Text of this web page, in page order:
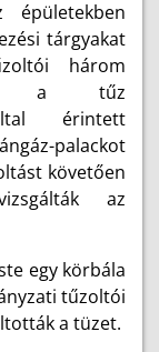
tárgyakat
három
a tűz
érintett
palackot
követően
az
egy körbála
tűzoltói
a tüzet.